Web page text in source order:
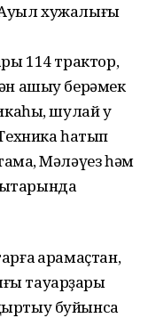
хужалығы
114 трактор,
ашыу берәмек
шулай уҡ
һатып
Мәләүез һәм
ҡарамаҫтан,
тауарҙары
буйынса